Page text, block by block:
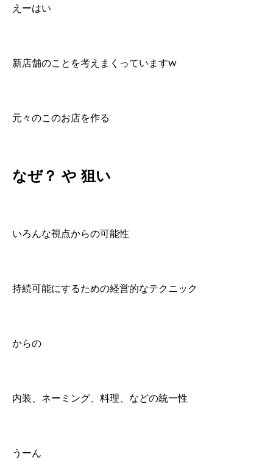
えーはい
新店舗のことを考えまくっていますw
元々のこのお店を作る
なぜ？ や 狙い
いろんな視点からの可能性
持続可能にするための経営的なテクニック
からの
内装、ネーミング、料理、などの統一性
うーん